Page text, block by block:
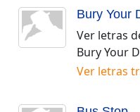
Bury Your
Ver letras
Bury Your
Ver letras